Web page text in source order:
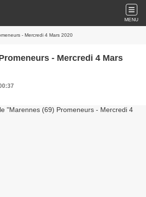
MENU
- Mercredi 4 Mars 2020
- Mercredi 4 Mars